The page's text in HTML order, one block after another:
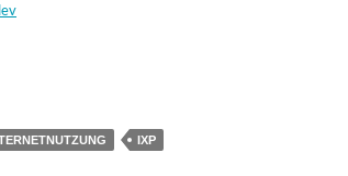
Nutzung verändert
IXP